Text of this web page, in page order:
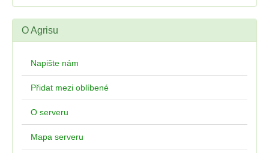
O Agrisu
Napište nám
Přidat mezi oblíbené
O serveru
Mapa serveru